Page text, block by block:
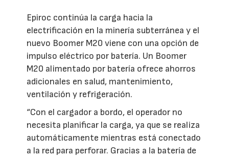
Epiroc continúa la carga hacia la
electrificación en la minería subterránea y el
nuevo Boomer M20 viene con una opción de
impulso eléctrico por batería. Un Boomer
M20 alimentado por batería ofrece ahorros
adicionales en salud, mantenimiento,
ventilación y refrigeración.
“Con el cargador a bordo, el operador no
necesita planificar la carga, ya que se realiza
automáticamente mientras está conectado
a la red para perforar. Gracias a la batería de